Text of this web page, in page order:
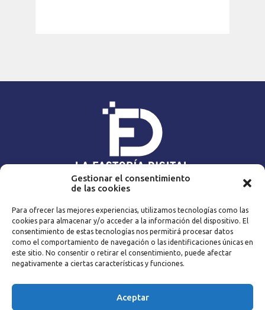
Gestionar el consentimiento
de las cookies
Para ofrecer las mejores experiencias, utilizamos tecnologías como las
cookies para almacenar y/o acceder a la información del dispositivo. El
consentimiento de estas tecnologías nos permitirá procesar datos
como el comportamiento de navegación o las identificaciones únicas en
este sitio. No consentir o retirar el consentimiento, puede afectar
negativamente a ciertas características y funciones.
Aceptar
Home
Expert@s
Contenidos
Blog
La empresa
Catálogo
Metodología
Contacto